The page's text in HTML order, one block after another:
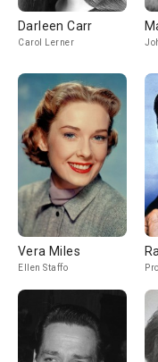
Darleen Carr
Carol Lerner
Vera Miles
Ellen Staffo